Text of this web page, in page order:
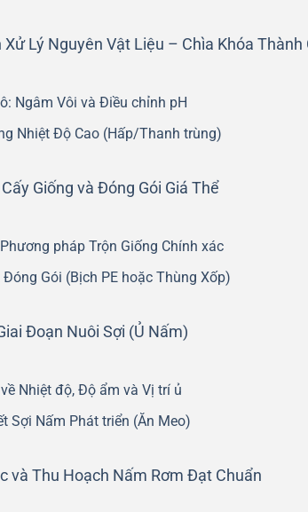
Xử Lý Nguyên Vật Liệu – Chìa Khóa Thành
Ngâm Vôi và Điều chỉnh pH
Nhiệt Độ Cao (Hấp/Thanh trùng)
Giống và Đóng Gói Giá Thể
pháp Trộn Giống Chính xác
Gói (Bịch PE hoặc Thùng Xốp)
Đoạn Nuôi Sợi (Ủ Nấm)
Nhiệt độ, Độ ẩm và Vị trí ủ
Sợi Nấm Phát triển (Ăn Meo)
và Thu Hoạch Nấm Rơm Đạt Chuẩn